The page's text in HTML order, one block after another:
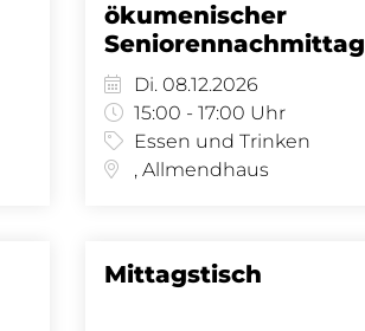
ökumenischer
Seniorennachmittag
Di. 08.12.2026
15:00 - 17:00 Uhr
Essen und Trinken
, Allmendhaus
Mittagstisch